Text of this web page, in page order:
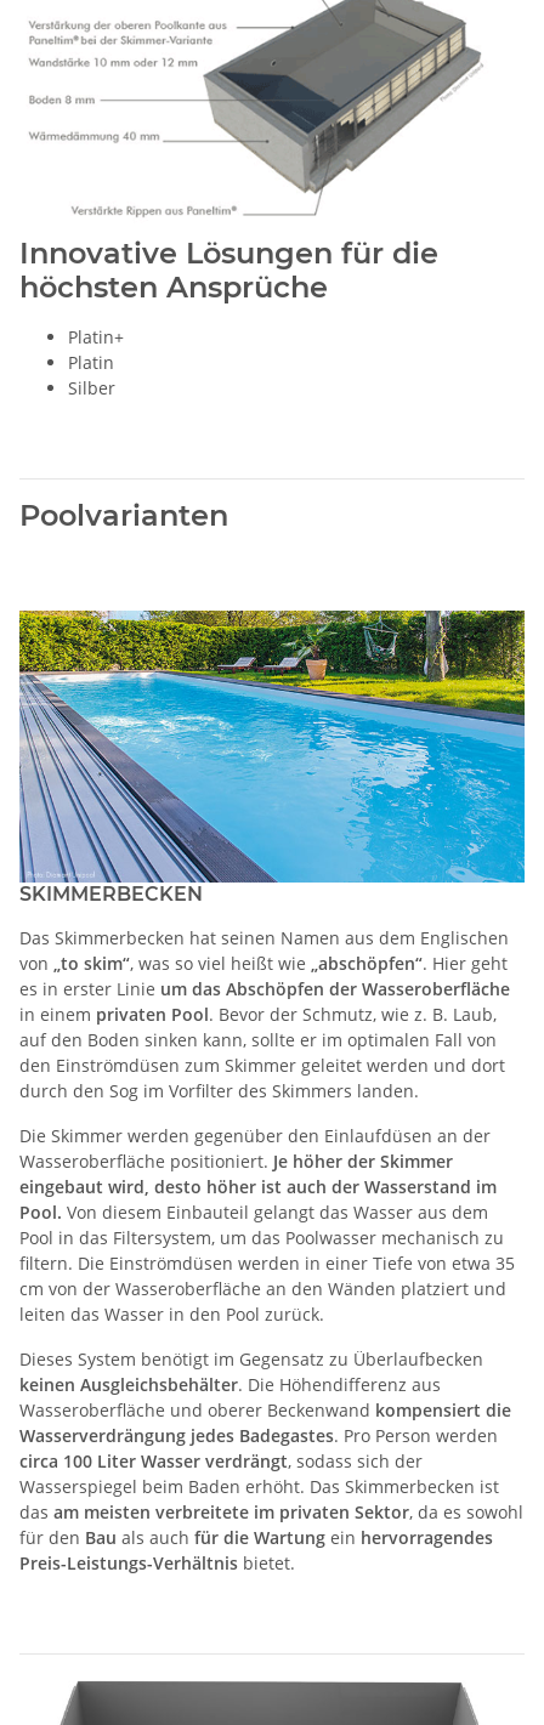
Innovative Lösungen für die
höchsten Ansprüche
Platin+
Platin
Silber
Poolvarianten
SKIMMERBECKEN
Das Skimmerbecken hat seinen Namen aus dem Englischen
von „to skim“, was so viel heißt wie „abschöpfen“. Hier geht
es in erster Linie um das Abschöpfen der Wasseroberfläche
in einem privaten Pool. Bevor der Schmutz, wie z. B. Laub,
auf den Boden sinken kann, sollte er im optimalen Fall von
den Einströmdüsen zum Skimmer geleitet werden und dort
durch den Sog im Vorfilter des Skimmers landen.
Die Skimmer werden gegenüber den Einlaufdüsen an der
Wasseroberfläche positioniert. Je höher der Skimmer
eingebaut wird, desto höher ist auch der Wasserstand im
Pool. Von diesem Einbauteil gelangt das Wasser aus dem
Pool in das Filtersystem, um das Poolwasser mechanisch zu
filtern. Die Einströmdüsen werden in einer Tiefe von etwa 35
cm von der Wasseroberfläche an den Wänden platziert und
leiten das Wasser in den Pool zurück.
Dieses System benötigt im Gegensatz zu Überlaufbecken
keinen Ausgleichsbehälter. Die Höhendifferenz aus
Wasseroberfläche und oberer Beckenwand kompensiert die
Wasserverdrängung jedes Badegastes. Pro Person werden
circa 100 Liter Wasser verdrängt, sodass sich der
Wasserspiegel beim Baden erhöht. Das Skimmerbecken ist
das am meisten verbreitete im privaten Sektor, da es sowohl
für den Bau als auch für die Wartung ein hervorragendes
Preis-Leistungs-Verhältnis bietet.